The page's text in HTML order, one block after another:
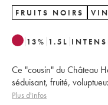
FRUITS NOIRS
13% 1.5 L
Ce "cousin" du Château
séduisant, fruité,
Plus d'infos